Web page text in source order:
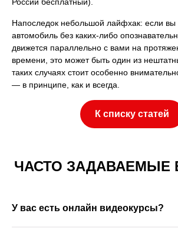
Напоследок небольшой лайфхак: если вы
автомобиль без каких-либо
движется параллельно с вами на
времени, это может быть один из
таких случаях стоит особенно
— в принципе, как и всегда.
К списку статей
ЧАСТО ЗАДАВАЕМЫЕ
У вас есть онлайн видеокурсы?